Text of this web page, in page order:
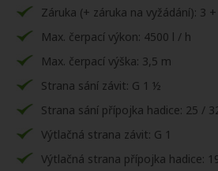
Záruka (+ záruka na vyžádání): 3
Max. čerpací výkon: 4500 l / h
Max. čerpací výška: 3,5 m
Strana sání závit: G 1 ½
Strana sání přípojka hadice: 25 /
Výtlačná strana závit: G 1
Výtlačná strana přípojka hadice: